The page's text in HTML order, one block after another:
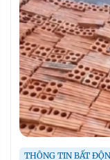
THÔNG TIN BẤT